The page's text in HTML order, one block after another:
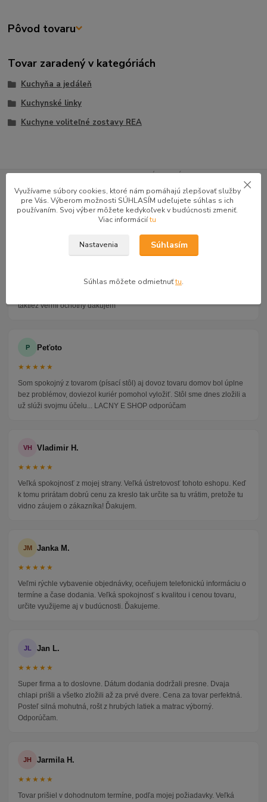
Pôvod tovaru
Tovar zaradený v kategóriách
Kuchyňa a jedáleň
Kuchynské linky
Kuchyne voliteľné zostavy REA
GOOGLE RECENZIE ZÁKAZNÍKOV
4.9★★★★★
47 recenzií · Google
Veľmi seriózny dodávateľ komunikoval so mnou telefonicky na adrese
taktiež veľmi ochotný ďakujem
P Peťoto
★★★★★
Som spokojný z tovarom (písací stôl) aj dovoz tovaru domov bol úplne
bez problémov, doviezol kuriér pomohol vyložiť. Stôl sme dnes zložili a
už slúži svojmu účelu... LACNY E SHOP odporúčam
VH Vladimir H.
★★★★★
Veľká spokojnosť z mojej strany. Veľká ústretovosť tohoto eshopu. Keď
k tomu prirátam dobrú cenu za kreslo tak určite sa tu vrátim, pretože tu
vidno záujem o zákazníka! Ďakujem.
JM Janka M.
★★★★★
Veľmi rýchle vybavenie objednávky, oceňujem telefonickú informáciu o
termíne a čase dodania. Veľká spokojnosť s kvalitou i cenou tovaru,
určite využijeme aj v budúcnosti. Ďakujeme.
JL Jan L.
★★★★★
Super firma a to doslovne. Dátum dodania dodržali presne. Dvaja
chlapi prišli a všetko zložili až za prvé dvere. Cena za tovar perfektná.
Posteľ silná mohutná, rošt z hrubých latiek a matrac výborný.
Odporúčam.
JH Jarmila H.
★★★★★
Tovar prišiel v dohodnutom termíne, podľa mojej požiadavky. Veľká
Využívame súbory cookies, ktoré nám pomáhajú zlepšovať služby
pre Vás. Výberom možnosti SÚHLASÍM udeľujete súhlas s ich
používaním. Svoj výber môžete kedykoľvek v budúcnosti zmeniť.
Viac informáciítu
Nastavenia Súhlasím
Súhlas môžete odmietnuťtu.